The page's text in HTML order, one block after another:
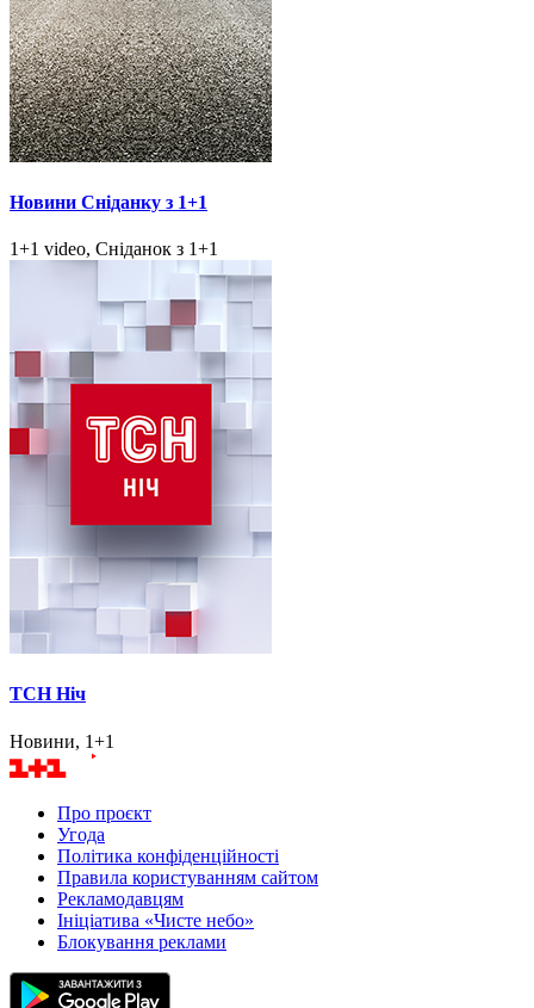
Новини Сніданку з 1+1
1+1 video, Сніданок з 1+1
ТСН Ніч
Новини, 1+1
Про проєкт
Угода
Політика конфіденційності
Правила користуванням сайтом
Рекламодавцям
Ініціатива «Чисте небо»
Блокування реклами